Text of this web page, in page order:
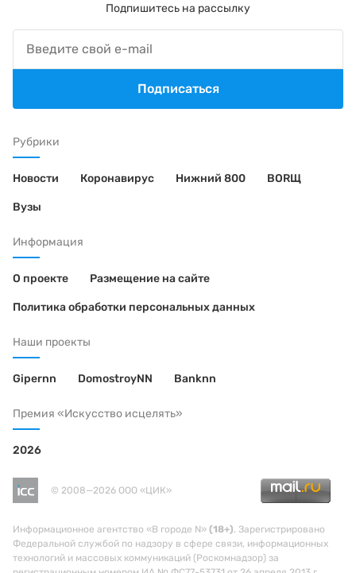
Рубрики
Новости Коронавирус Нижний 800 BORЩ
Вузы
Информация
О проекте Размещение на сайте
Политика обработки персональных данных
Наши проекты
Gipernn DomostroyNN Banknn
Премия «Искусство исцелять»
2026
© 2008—2026 ООО «ЦИК»
Информационное агентство «В городе N» (18+). Зарегистрировано
Федеральной службой по надзору в сфере связи, информационных
технологий и массовых коммуникаций (Роскомнадзор) за
Подпишитесь на рассылку
Подписаться